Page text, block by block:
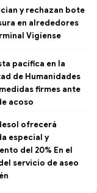
y rechazan bote
en alrededores
Vigíense
pacífica en la
de Humanidades
firmes ante
acoso
ofrecerá
especial y
del 20% En el
servicio de aseo